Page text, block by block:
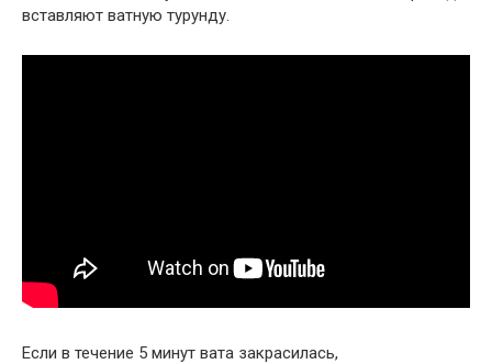
вставляют ватную турунду.
Если в течение 5 минут вата закрасилась,